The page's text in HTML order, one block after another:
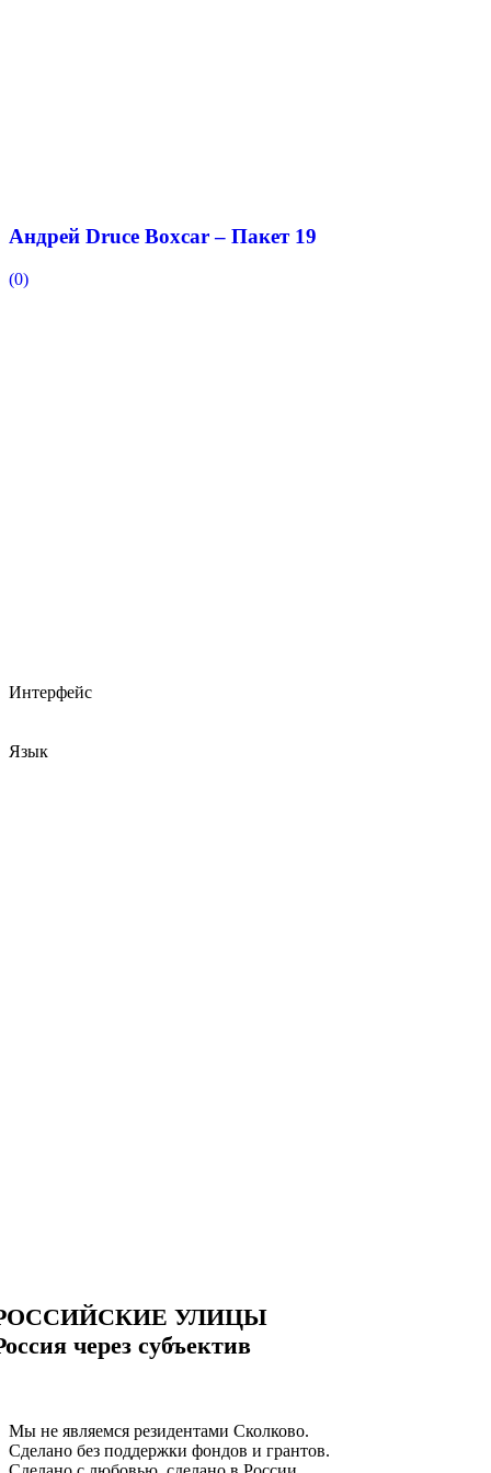
Андрей Druce Boxcar – Пакет 19
(0)
Интерфейс
Язык
УЛИЦЫ
через субъектив
Мы не являемся резидентами Сколково.
Сделано без поддержки фондов и грантов.